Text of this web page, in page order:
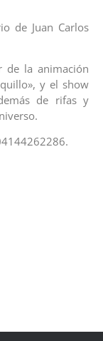
de Juan Carlos
de la animación
y el show
de rifas y